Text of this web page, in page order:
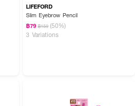
LIFEFORD
Slim Eyebrow Pencil
฿79 ฿159 (50%)
3 Variations